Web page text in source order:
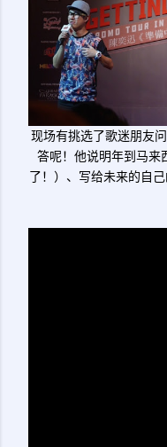
现场有挑选了歌迷朋友
答呢！他说明年到马来
了！）、写给未来的自